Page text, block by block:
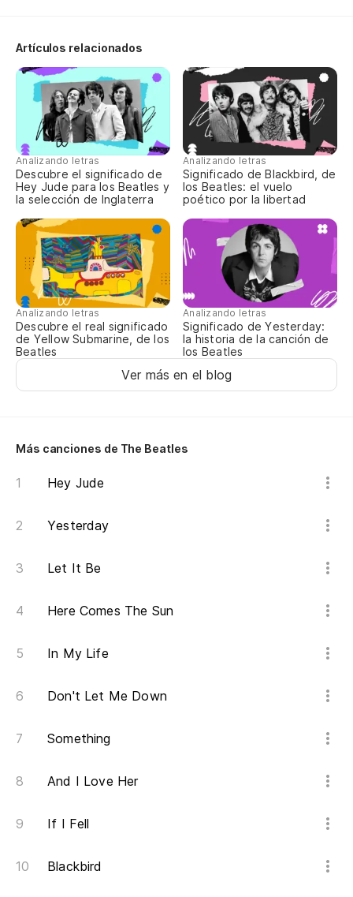
Artículos relacionados
Analizando letras
Descubre el significado de
Hey Jude para los Beatles y
la selección de Inglaterra
Analizando letras
Significado de Blackbird, de
los Beatles: el vuelo
poético por la libertad
Analizando letras
Descubre el real significado
de Yellow Submarine, de los
Beatles
Analizando letras
Significado de Yesterday:
la historia de la canción de
los Beatles
Ver más en el blog
Más canciones de The Beatles
Hey Jude
Yesterday
Let It Be
Here Comes The Sun
In My Life
Don't Let Me Down
Something
And I Love Her
If I Fell
Blackbird